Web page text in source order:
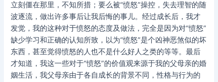
立刻僵在那里，不知所措；要么被“愤怒”操控，失去理智的随
波逐流，做出许多事后让我后悔的事儿。经过成长后，我才
发觉，我的这种对于愤怒的态度及做法，完全是因为对“愤怒”
缺少学习和正确的认知所致，以为“愤怒”是个凶神恶煞似的坏
东西，甚至觉得愤怒的人也不是什么好人之类的等等。最后
才知道，我这一些对于“愤怒”的价值观来源于我的父母亲的婚
姻生活，我父母亲由于各自成长的背景不同，性格与行为的